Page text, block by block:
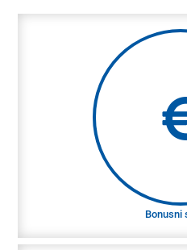
Bonusni
Bonusni
Zaposlene vključujemo v
pa je tudi vaša